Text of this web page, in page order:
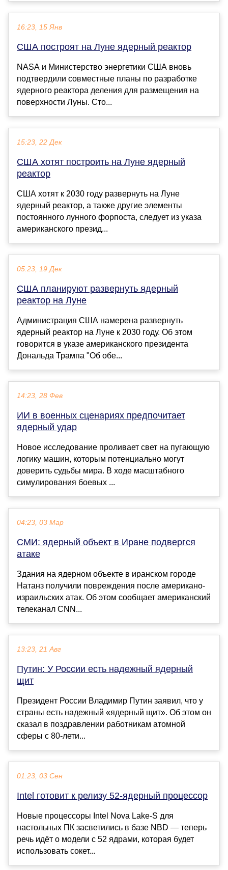
16:23, 15 Янв
США построят на Луне ядерный реактор
NASA и Министерство энергетики США вновь
подтвердили совместные планы по разработке
ядерного реактора деления для размещения на
поверхности Луны. Сто...
15:23, 22 Дек
США хотят построить на Луне ядерный
реактор
США хотят к 2030 году развернуть на Луне
ядерный реактор, а также другие элементы
постоянного лунного форпоста, следует из указа
американского презид...
05:23, 19 Дек
США планируют развернуть ядерный
реактор на Луне
Администрация США намерена развернуть
ядерный реактор на Луне к 2030 году. Об этом
говорится в указе американского президента
Дональда Трампа "Об обе...
14:23, 28 Фев
ИИ в военных сценариях предпочитает
ядерный удар
Новое исследование проливает свет на пугающую
логику машин, которым потенциально могут
доверить судьбы мира. В ходе масштабного
симулирования боевых ...
04:23, 03 Мар
СМИ: ядерный объект в Иране подвергся
атаке
Здания на ядерном объекте в иранском городе
Натанз получили повреждения после американо-
израильских атак. Об этом сообщает американский
телеканал CNN...
13:23, 21 Авг
Путин: У России есть надежный ядерный
щит
Президент России Владимир Путин заявил, что у
страны есть надежный «ядерный щит». Об этом он
сказал в поздравлении работникам атомной
сферы с 80-лети...
01:23, 03 Сен
Intel готовит к релизу 52-ядерный процессор
Новые процессоры Intel Nova Lake-S для
настольных ПК засветились в базе NBD — теперь
речь идёт о модели с 52 ядрами, которая будет
использовать сокет...